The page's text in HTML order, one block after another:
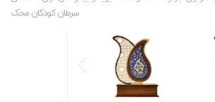
سرطان کودکان محک